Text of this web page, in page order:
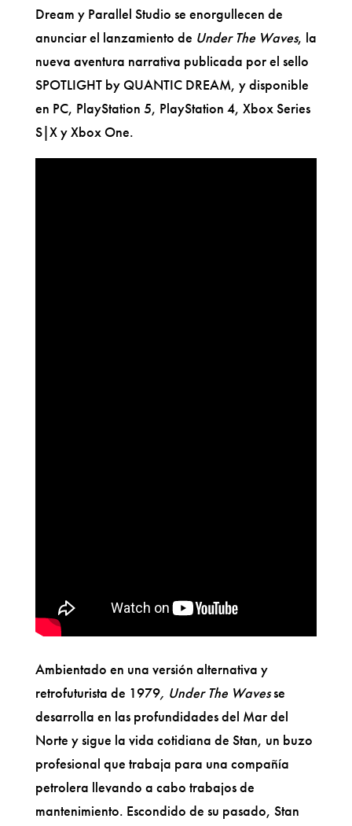
Dream y Parallel Studio se enorgullecen de
anunciar el lanzamiento de Under The Waves, la
nueva aventura narrativa publicada por el sello
SPOTLIGHT by QUANTIC DREAM, y disponible
en PC, PlayStation 5, PlayStation 4, Xbox Series
S|X y Xbox One.
Ambientado en una versión alternativa y
retrofuturista de 1979, Under The Wavesse
desarrolla en las profundidades del Mar del
Norte y sigue la vida cotidiana de Stan, un buzo
profesional que trabaja para una compañía
petrolera llevando a cabo trabajos de
mantenimiento. Escondido de su pasado, Stan